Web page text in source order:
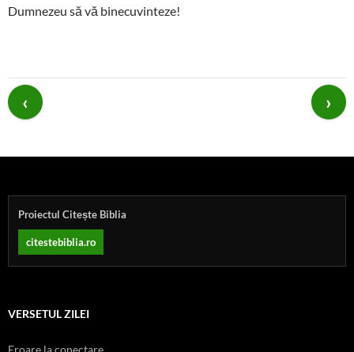
Dumnezeu să vă binecuvinteze!
Post
navigation
Proiectul Citește Biblia
citestebiblia.ro
VERSETUL ZILEI
Eroare la conectare.